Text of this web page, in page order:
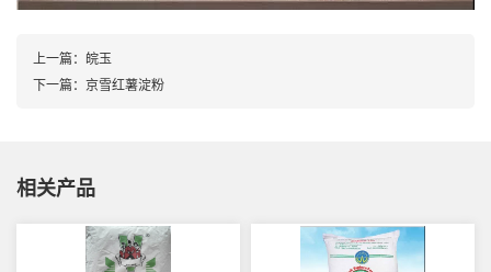
上一篇： 皖玉
下一篇： 京雪红薯淀粉
相关产品